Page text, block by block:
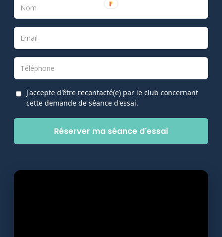
J'accepte d'être recontacté(e) par le club concernant
cette demande de séance d'essai.
Réserver ma séance d'essai